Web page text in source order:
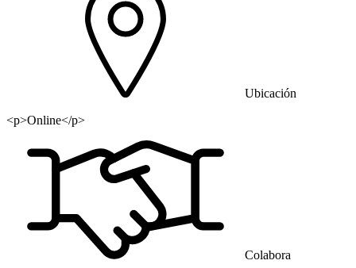
Ubicación
<p>Online</p>
Colabora